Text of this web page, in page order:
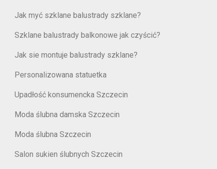
Jak myć szklane balustrady szklane?
Szklane balustrady balkonowe jak czyścić?
Jak sie montuje balustrady szklane?
Personalizowana statuetka
Upadłość konsumencka Szczecin
Moda ślubna damska Szczecin
Moda ślubna Szczecin
Salon sukien ślubnych Szczecin